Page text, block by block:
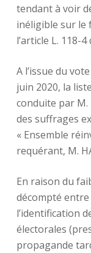
tendant à voir
inéligible sur le
l’article L. 118-
A l’issue du
juin 2020, la
conduite par M.
des suffrages
« Ensemble
requérant, M.
En raison du
décompté entre
l’identification
électorales
propagande